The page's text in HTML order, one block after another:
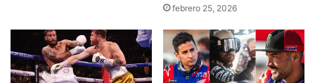
febrero 25, 2026